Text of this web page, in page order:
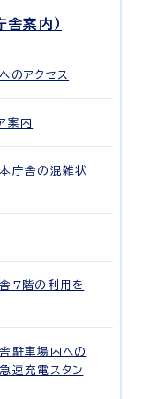
舎案内）
のアクセス
案内
庁舎の混雑状
7階の利用を
駐車場内への
速充電スタン